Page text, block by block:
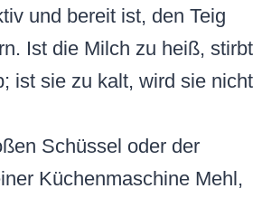
und bereit ist, den Teig
Ist die Milch zu heiß, stirbt
ist sie zu kalt, wird sie nicht
Schüssel oder der
Küchenmaschine Mehl,